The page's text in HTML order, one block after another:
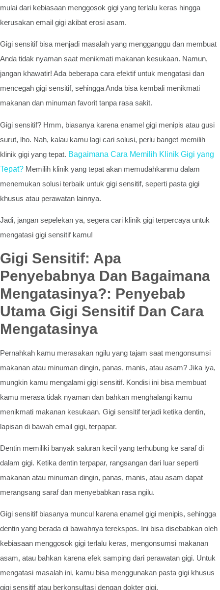
mulai dari kebiasaan menggosok gigi yang terlalu keras hingga
kerusakan email gigi akibat erosi asam.
Gigi sensitif bisa menjadi masalah yang mengganggu dan membuat
Anda tidak nyaman saat menikmati makanan kesukaan. Namun,
jangan khawatir! Ada beberapa cara efektif untuk mengatasi dan
mencegah gigi sensitif, sehingga Anda bisa kembali menikmati
makanan dan minuman favorit tanpa rasa sakit.
Gigi sensitif? Hmm, biasanya karena enamel gigi menipis atau gusi
surut, lho. Nah, kalau kamu lagi cari solusi, perlu banget memilih
klinik gigi yang tepat. Bagaimana Cara Memilih Klinik Gigi yang
Tepat? Memilih klinik yang tepat akan memudahkanmu dalam
menemukan solusi terbaik untuk gigi sensitif, seperti pasta gigi
khusus atau perawatan lainnya.
Jadi, jangan sepelekan ya, segera cari klinik gigi terpercaya untuk
mengatasi gigi sensitif kamu!
Gigi Sensitif: Apa
Penyebabnya Dan Bagaimana
Mengatasinya?: Penyebab
Utama Gigi Sensitif Dan Cara
Mengatasinya
Pernahkah kamu merasakan ngilu yang tajam saat mengonsumsi
makanan atau minuman dingin, panas, manis, atau asam? Jika iya,
mungkin kamu mengalami gigi sensitif. Kondisi ini bisa membuat
kamu merasa tidak nyaman dan bahkan menghalangi kamu
menikmati makanan kesukaan. Gigi sensitif terjadi ketika dentin,
lapisan di bawah email gigi, terpapar.
Dentin memiliki banyak saluran kecil yang terhubung ke saraf di
dalam gigi. Ketika dentin terpapar, rangsangan dari luar seperti
makanan atau minuman dingin, panas, manis, atau asam dapat
merangsang saraf dan menyebabkan rasa ngilu.
Gigi sensitif biasanya muncul karena enamel gigi menipis, sehingga
dentin yang berada di bawahnya terekspos. Ini bisa disebabkan oleh
kebiasaan menggosok gigi terlalu keras, mengonsumsi makanan
asam, atau bahkan karena efek samping dari perawatan gigi. Untuk
mengatasi masalah ini, kamu bisa menggunakan pasta gigi khusus
gigi sensitif atau berkonsultasi dengan dokter gigi.